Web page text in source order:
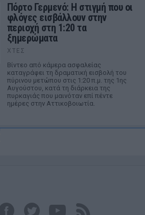
Πόρτο Γερμενό: Η στιγμή που οι
φλόγες εισβάλλουν στην
περιοχή στη 1:20 τα
ξημερώματα
ΧΤΕΣ
Βίντεο από κάμερα ασφαλείας
καταγράφει τη δραματική εισβολή του
πύρινου μετώπου στις 1:20 π.μ. της 1ης
Αυγούστου, κατά τη διάρκεια της
πυρκαγιάς που μαινόταν επί πέντε
ημέρες στην Αττικοβοιωτία.